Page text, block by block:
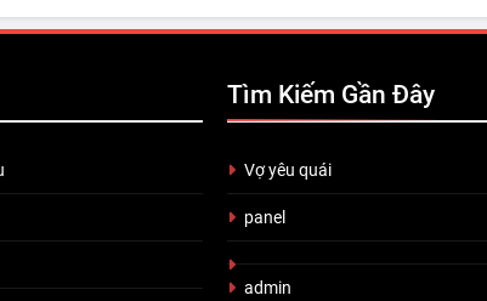
Tìm Kiếm Gần Đây
Vợ yêu quái
panel
admin